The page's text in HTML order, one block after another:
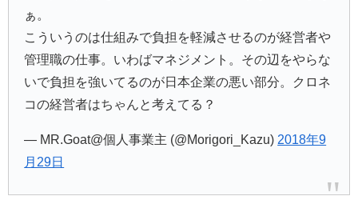
ぁ。
こういうのは仕組みで負担を軽減させるのが経営者や
管理職の仕事。いわばマネジメント。その辺をやらな
いで負担を強いてるのが日本企業の悪い部分。クロネ
コの経営者はちゃんと考えてる？
— MR.Goat@個人事業主 (@Morigori_Kazu) 2018年9
月29日